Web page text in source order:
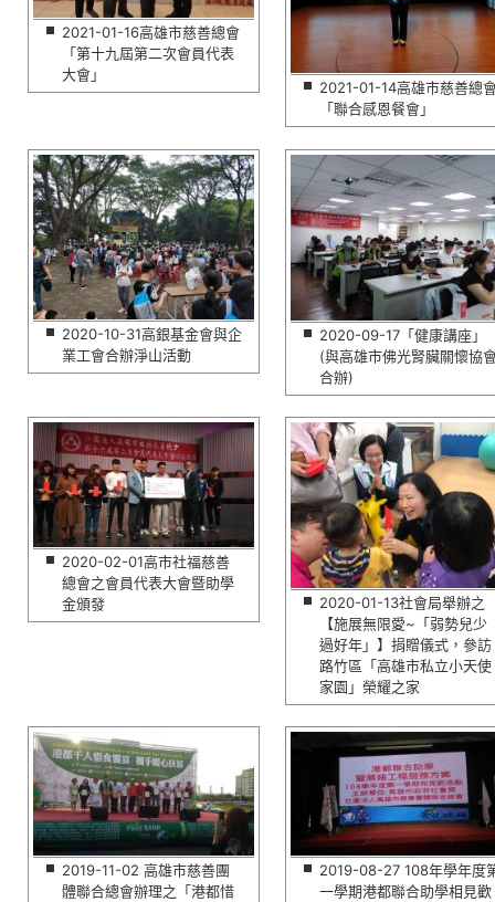
2021-01-16高雄市慈善總會
「第十九屆第二次會員代表
大會」
2021-01-14高雄市慈善總
「聯合感恩餐會」
2020-10-31高銀基金會與企
業工會合辦淨山活動
2020-09-17「健康講座」
(與高雄市佛光腎臟關懷協
合辦)
2020-02-01高市社福慈善
總會之會員代表大會暨助學
金頒發
2020-01-13社會局舉辦之
【施展無限愛~「弱勢兒少
過好年」】捐贈儀式，參訪
路竹區「高雄市私立小天使
家園」榮耀之家
2019-11-02 高雄市慈善團
體聯合總會辦理之「港都惜
2019-08-27 108年學年度
一學期港都聯合助學相見歡